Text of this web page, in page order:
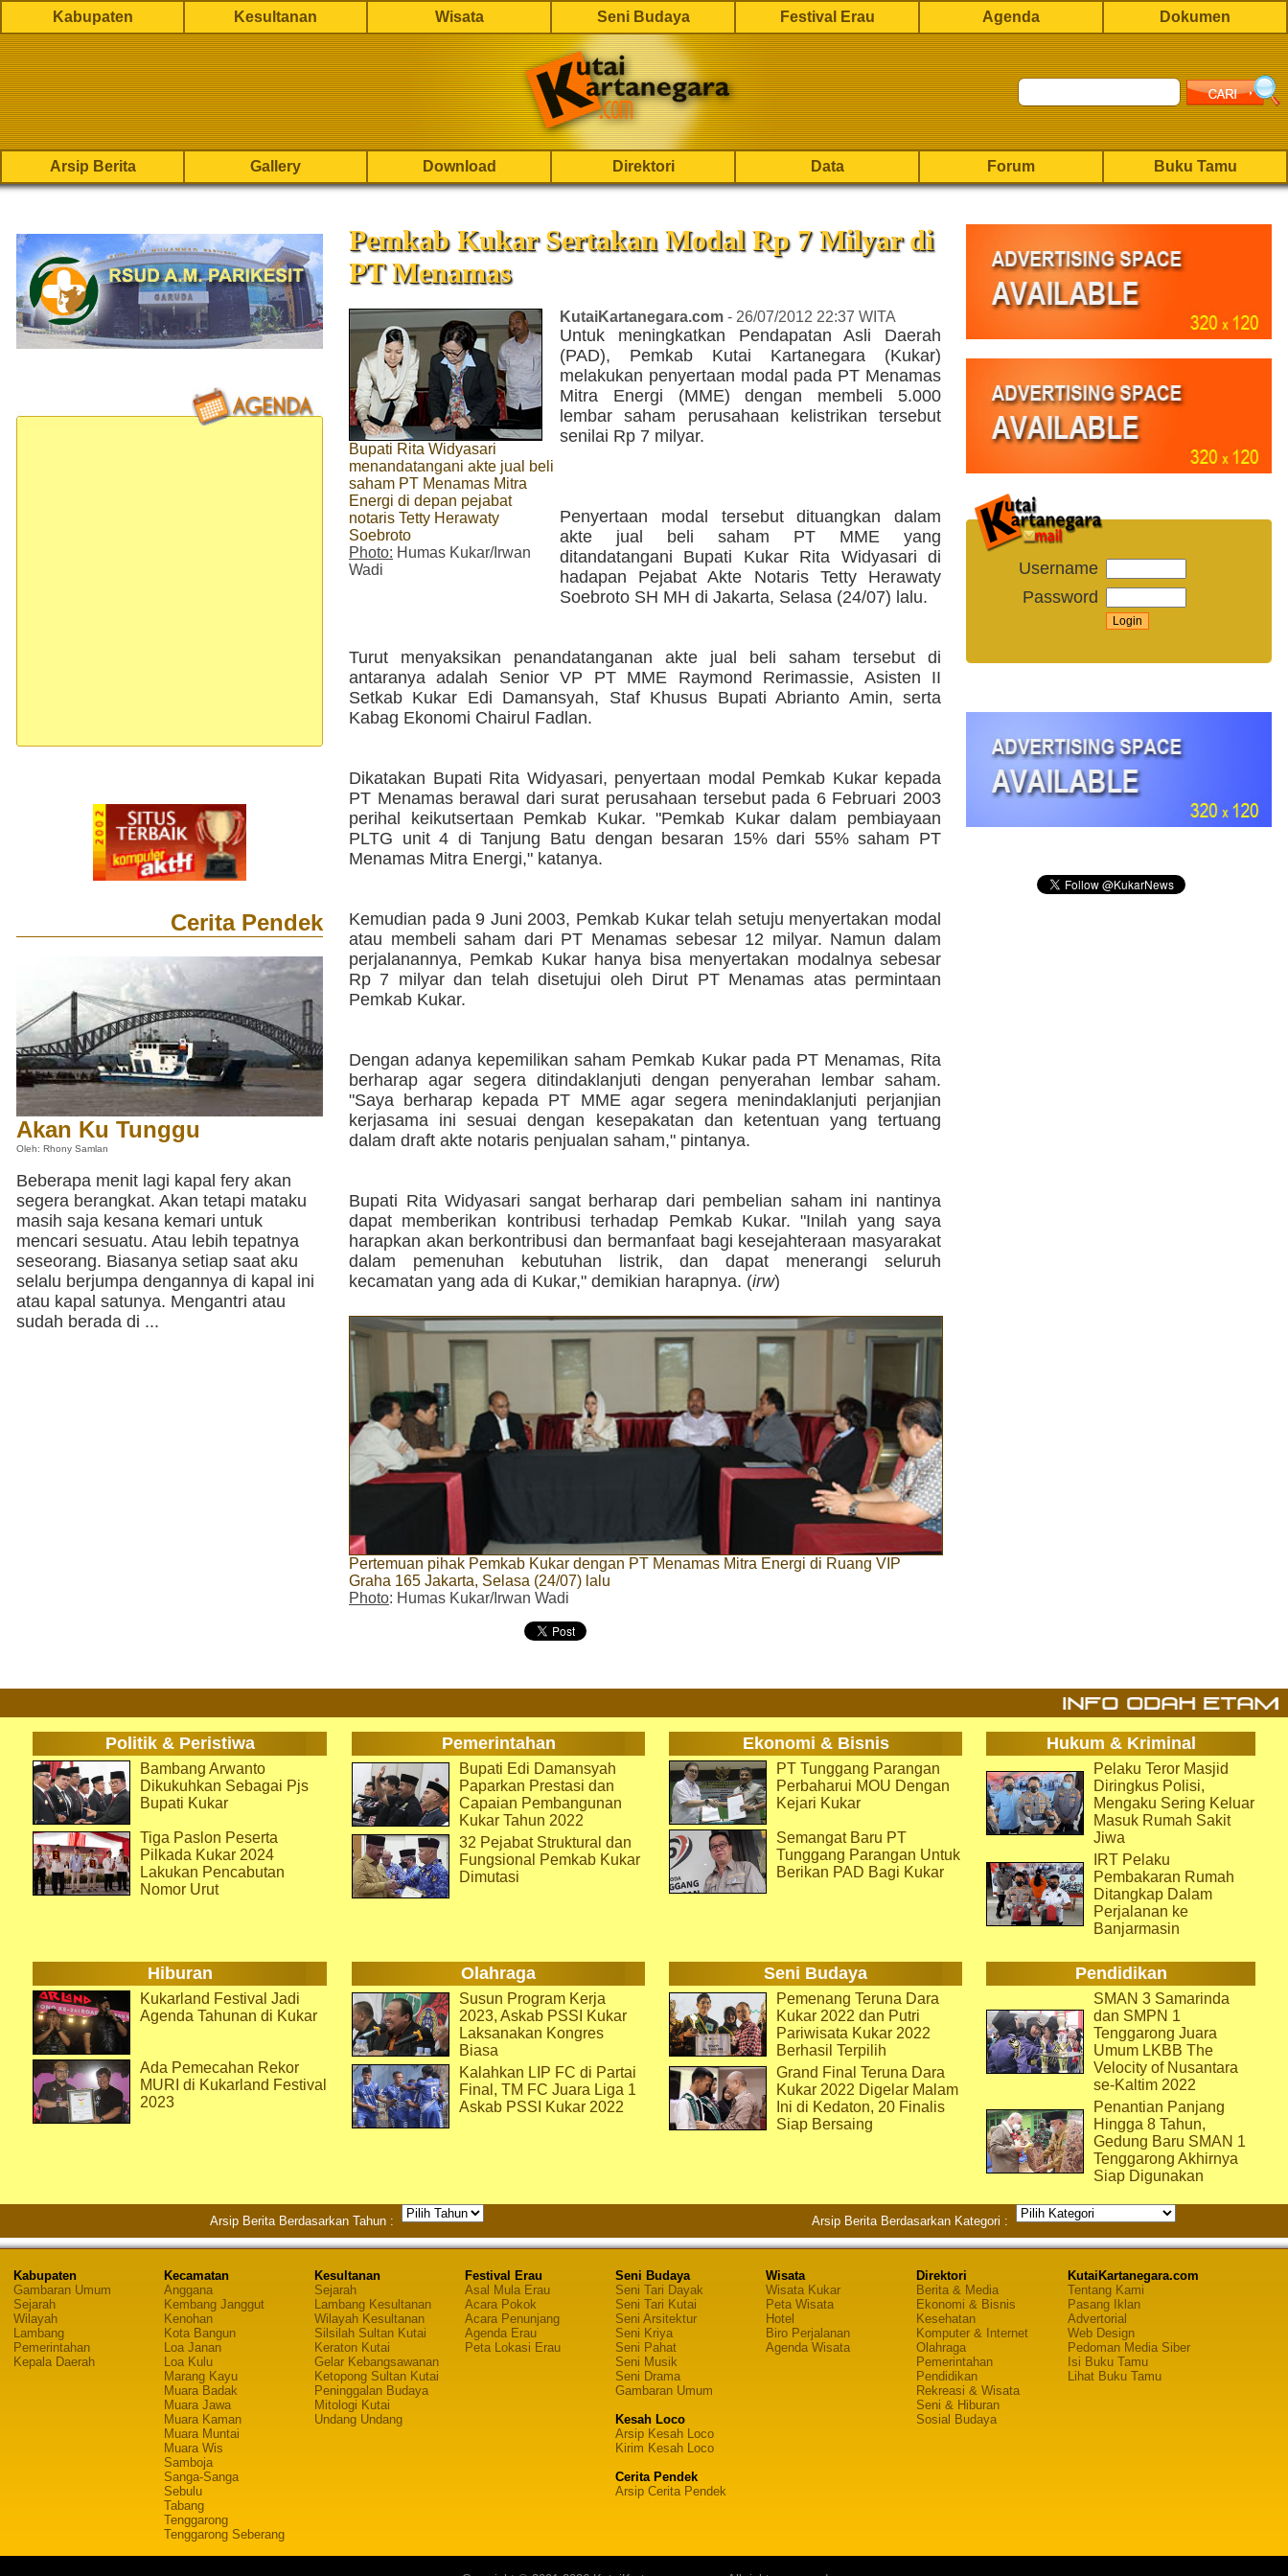
Kabupaten Kesultanan Wisata Seni Budaya Festival Erau Agenda Dokumen
Arsip Berita Gallery Download Direktori Data Forum Buku Tamu
Cerita Pendek
Akan Ku Tunggu
Oleh: Rhony Samlan
Beberapa menit lagi kapal fery akan
segera berangkat. Akan tetapi mataku
masih saja kesana kemari untuk
mencari sesuatu. Atau lebih tepatnya
seseorang. Biasanya setiap saat aku
selalu berjumpa dengannya di kapal ini
atau kapal satunya. Mengantri atau
sudah berada di ...
Pemkab Kukar Sertakan Modal Rp 7 Milyar di
PT Menamas
Bupati Rita Widyasari
menandatangani akte jual beli
saham PT Menamas Mitra
Energi di depan pejabat
notaris Tetty Herawaty
Soebroto
Photo: Humas Kukar/Irwan
Wadi
KutaiKartanegara.com - 26/07/2012 22:37 WITA
Untuk meningkatkan Pendapatan Asli Daerah
(PAD), Pemkab Kutai Kartanegara (Kukar)
melakukan penyertaan modal pada PT Menamas
Mitra Energi (MME) dengan membeli 5.000
lembar saham perusahaan kelistrikan tersebut
senilai Rp 7 milyar.
Penyertaan modal tersebut dituangkan dalam
akte jual beli saham PT MME yang
ditandatangani Bupati Kukar Rita Widyasari di
hadapan Pejabat Akte Notaris Tetty Herawaty
Soebroto SH MH di Jakarta, Selasa (24/07) lalu.
Turut menyaksikan penandatanganan akte jual beli saham tersebut di
antaranya adalah Senior VP PT MME Raymond Rerimassie, Asisten II
Setkab Kukar Edi Damansyah, Staf Khusus Bupati Abrianto Amin, serta
Kabag Ekonomi Chairul Fadlan.
Dikatakan Bupati Rita Widyasari, penyertaan modal Pemkab Kukar kepada
PT Menamas berawal dari surat perusahaan tersebut pada 6 Februari 2003
perihal keikutsertaan Pemkab Kukar. "Pemkab Kukar dalam pembiayaan
PLTG unit 4 di Tanjung Batu dengan besaran 15% dari 55% saham PT
Menamas Mitra Energi," katanya.
Kemudian pada 9 Juni 2003, Pemkab Kukar telah setuju menyertakan modal
atau membeli saham dari PT Menamas sebesar 12 milyar. Namun dalam
perjalanannya, Pemkab Kukar hanya bisa menyertakan modalnya sebesar
Rp 7 milyar dan telah disetujui oleh Dirut PT Menamas atas permintaan
Pemkab Kukar.
Dengan adanya kepemilikan saham Pemkab Kukar pada PT Menamas, Rita
berharap agar segera ditindaklanjuti dengan penyerahan lembar saham.
"Saya berharap kepada PT MME agar segera menindaklanjuti perjanjian
kerjasama ini sesuai dengan kesepakatan dan ketentuan yang tertuang
dalam draft akte notaris penjualan saham," pintanya.
Bupati Rita Widyasari sangat berharap dari pembelian saham ini nantinya
dapat memberikan kontribusi terhadap Pemkab Kukar. "Inilah yang saya
harapkan akan berkontribusi dan bermanfaat bagi kesejahteraan masyarakat
dalam pemenuhan kebutuhan listrik, dan dapat menerangi seluruh
kecamatan yang ada di Kukar," demikian harapnya. (irw)
Pertemuan pihak Pemkab Kukar dengan PT Menamas Mitra Energi di Ruang VIP
Graha 165 Jakarta, Selasa (24/07) lalu
Photo: Humas Kukar/Irwan Wadi
Username
Password
Politik & Peristiwa Pemerintahan Ekonomi & Bisnis Hukum & Kriminal
Bambang Arwanto
Dikukuhkan Sebagai Pjs
Bupati Kukar
Tiga Paslon Peserta
Pilkada Kukar 2024
Lakukan Pencabutan
Nomor Urut
Bupati Edi Damansyah
Paparkan Prestasi dan
Capaian Pembangunan
Kukar Tahun 2022
32 Pejabat Struktural dan
Fungsional Pemkab Kukar
Dimutasi
PT Tunggang Parangan
Perbaharui MOU Dengan
Kejari Kukar
Semangat Baru PT
Tunggang Parangan Untuk
Berikan PAD Bagi Kukar
Pelaku Teror Masjid
Diringkus Polisi,
Mengaku Sering Keluar
Masuk Rumah Sakit
Jiwa
IRT Pelaku
Pembakaran Rumah
Ditangkap Dalam
Perjalanan ke
Banjarmasin
Hiburan Olahraga Seni Budaya Pendidikan
Kukarland Festival Jadi
Agenda Tahunan di Kukar
Ada Pemecahan Rekor
MURI di Kukarland Festival
2023
Susun Program Kerja
2023, Askab PSSI Kukar
Laksanakan Kongres
Biasa
Kalahkan LIP FC di Partai
Final, TM FC Juara Liga 1
Askab PSSI Kukar 2022
Pemenang Teruna Dara
Kukar 2022 dan Putri
Pariwisata Kukar 2022
Berhasil Terpilih
Grand Final Teruna Dara
Kukar 2022 Digelar Malam
Ini di Kedaton, 20 Finalis
Siap Bersaing
SMAN 3 Samarinda
dan SMPN 1
Tenggarong Juara
Umum LKBB The
Velocity of Nusantara
se-Kaltim 2022
Penantian Panjang
Hingga 8 Tahun,
Gedung Baru SMAN 1
Tenggarong Akhirnya
Siap Digunakan
Arsip Berita Berdasarkan Tahun : Arsip Berita Berdasarkan Kategori :
Kabupaten
Gambaran Umum
Sejarah
Wilayah
Lambang
Pemerintahan
Kepala Daerah
Kecamatan
Anggana
Kembang Janggut
Kenohan
Kota Bangun
Loa Janan
Loa Kulu
Marang Kayu
Muara Badak
Muara Jawa
Muara Kaman
Muara Muntai
Muara Wis
Samboja
Sanga-Sanga
Sebulu
Tabang
Tenggarong
Tenggarong Seberang
Kesultanan
Sejarah
Lambang Kesultanan
Wilayah Kesultanan
Silsilah Sultan Kutai
Keraton Kutai
Gelar Kebangsawanan
Ketopong Sultan Kutai
Peninggalan Budaya
Mitologi Kutai
Undang Undang
Festival Erau
Asal Mula Erau
Acara Pokok
Acara Penunjang
Agenda Erau
Peta Lokasi Erau
Seni Budaya
Seni Tari Dayak
Seni Tari Kutai
Seni Arsitektur
Seni Kriya
Seni Pahat
Seni Musik
Seni Drama
Gambaran Umum
Kesah Loco
Arsip Kesah Loco
Kirim Kesah Loco
Cerita Pendek
Arsip Cerita Pendek
Wisata
Wisata Kukar
Peta Wisata
Hotel
Biro Perjalanan
Agenda Wisata
Direktori
Berita & Media
Ekonomi & Bisnis
Kesehatan
Komputer & Internet
Olahraga
Pemerintahan
Pendidikan
Rekreasi & Wisata
Seni & Hiburan
Sosial Budaya
KutaiKartanegara.com
Tentang Kami
Pasang Iklan
Advertorial
Web Design
Pedoman Media Siber
Isi Buku Tamu
Lihat Buku Tamu